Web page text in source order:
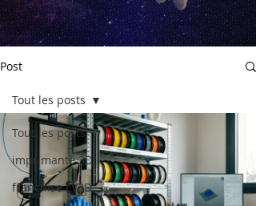
Post
Tout les posts
imprimante 3D,
franchise LV3D,
Tout les posts